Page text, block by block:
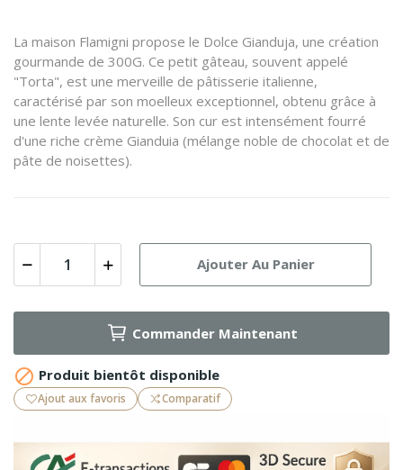
La maison Flamigni propose le Dolce Gianduja, une création
gourmande de 300G. Ce petit gâteau, souvent appelé
"Torta", est une merveille de pâtisserie italienne,
caractérisé par son moelleux exceptionnel, obtenu grâce à
une lente levée naturelle. Son cur est intensément fourré
d'une riche crème Gianduia (mélange noble de chocolat et de
pâte de noisettes).
Ajouter Au Panier
Commander Maintenant
 Produit bientôt disponible
Ajout aux favoris Comparatif